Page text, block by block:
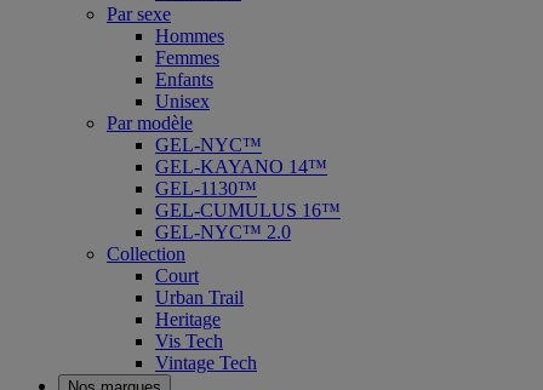
Par sexe
Hommes
Femmes
Enfants
Unisex
Par modèle
GEL-NYC™
GEL-KAYANO 14™
GEL-1130™
GEL-CUMULUS 16™
GEL-NYC™ 2.0
Collection
Court
Urban Trail
Heritage
Vis Tech
Vintage Tech